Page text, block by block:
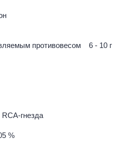
противовесом 6 - 10 г
гнезда
%